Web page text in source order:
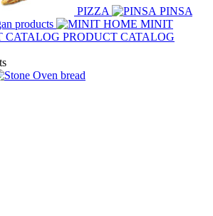
PIZZA
PINSA
products
MINIT
PRODUCT CATALOG